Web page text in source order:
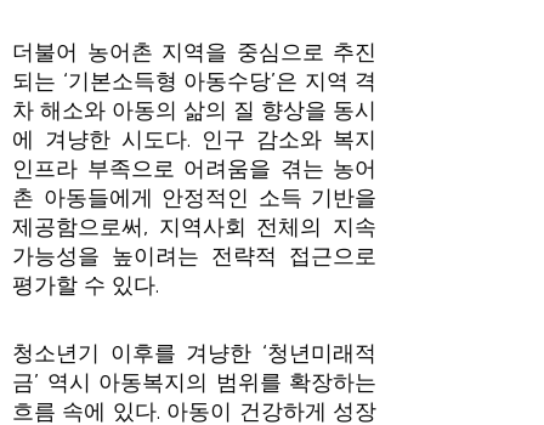
더불어 농어촌 지역을 중심으로 추진
되는 ‘기본소득형 아동수당’은 지역 격
차 해소와 아동의 삶의 질 향상을 동시
에 겨냥한 시도다. 인구 감소와 복지
인프라 부족으로 어려움을 겪는 농어
촌 아동들에게 안정적인 소득 기반을
제공함으로써, 지역사회 전체의 지속
가능성을 높이려는 전략적 접근으로
평가할 수 있다.
청소년기 이후를 겨냥한 ‘청년미래적
금’ 역시 아동복지의 범위를 확장하는
흐름 속에 있다. 아동이 건강하게 성장